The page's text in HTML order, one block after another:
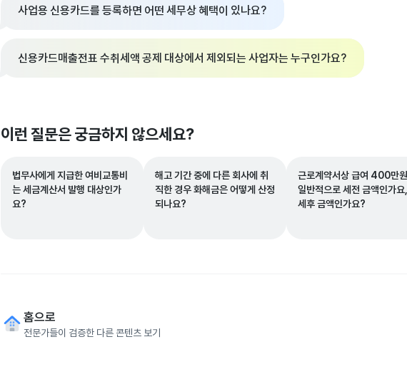
사업용 신용카드를 등록하면 어떤 세무상 혜택이 있나요?
신용카드매출전표 수취세액 공제 대상에서 제외되는 사업자는 누구인가요?
이런 질문은 궁금하지 않으세요?
법무사에게 지급한 여비교통비
는 세금계산서 발행 대상인가
요?
해고 기간 중에 다른 회사에 취
직한 경우 화해금은 어떻게 산정
되나요?
근로계약서상 급여 400만
일반적으로 세전 금액인가요,
세후 금액인가요?
홈으로
전문가들이 검증한 다른 콘텐츠 보기